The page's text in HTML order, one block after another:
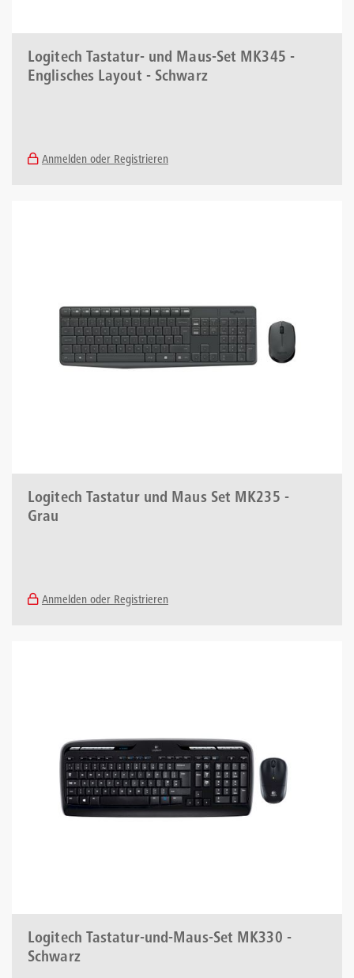
Logitech Tastatur- und Maus-Set MK345 -
Englisches Layout - Schwarz
Anmelden oder Registrieren
Logitech Tastatur und Maus Set MK235 -
Grau
Anmelden oder Registrieren
Logitech Tastatur-und-Maus-Set MK330 -
Schwarz